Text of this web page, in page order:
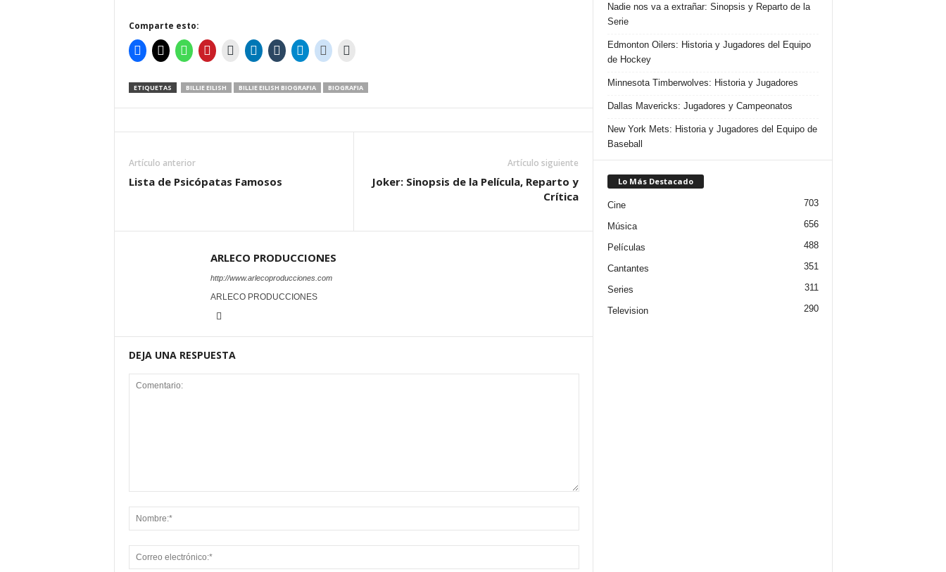
Comparte esto:
ETIQUETAS BILLIE EILISH BILLIE EILISH BIOGRAFIA BIOGRAFIA
Artículo anterior
Lista de Psicópatas Famosos
Artículo siguiente
Joker: Sinopsis de la Película, Reparto y
Crítica
ARLECO PRODUCCIONES
http://www.arlecoproducciones.com
ARLECO PRODUCCIONES
DEJA UNA RESPUESTA
Nadie nos va a extrañar: Sinopsis y Reparto de la
Serie
Edmonton Oilers: Historia y Jugadores del Equipo
de Hockey
Minnesota Timberwolves: Historia y Jugadores
Dallas Mavericks: Jugadores y Campeonatos
New York Mets: Historia y Jugadores del Equipo de
Baseball
Lo Más Destacado
Cine 703
Música 656
Películas 488
Cantantes 351
Series 311
Television 290